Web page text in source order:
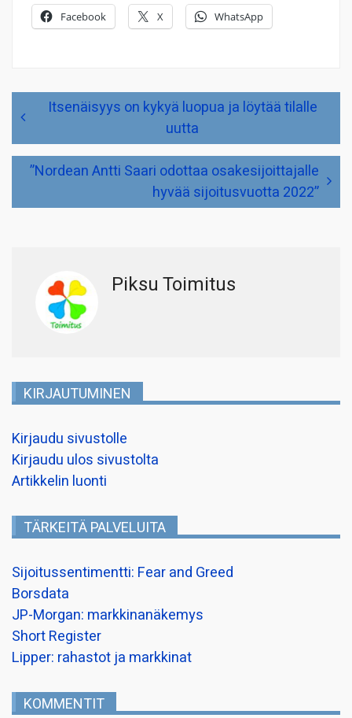
Facebook X WhatsApp
Artikkelien
selaus
Itsenäisyys on kykyä luopua ja löytää tilalle
uutta
”Nordean Antti Saari odottaa osakesijoittajalle
hyvää sijoitusvuotta 2022”
Piksu Toimitus
KIRJAUTUMINEN
Kirjaudu sivustolle
Kirjaudu ulos sivustolta
Artikkelin luonti
TÄRKEITÄ PALVELUITA
Sijoitussentimentti: Fear and Greed
Borsdata
JP-Morgan: markkinanäkemys
Short Register
Lipper: rahastot ja markkinat
KOMMENTIT